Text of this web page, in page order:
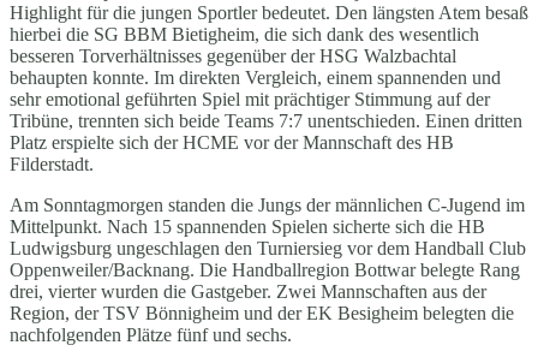
Highlight für die jungen Sportler bedeutet. Den längsten Atem besaß
hierbei die SG BBM Bietigheim, die sich dank des wesentlich
besseren Torverhältnisses gegenüber der HSG Walzbachtal
behaupten konnte. Im direkten Vergleich, einem spannenden und
sehr emotional geführten Spiel mit prächtiger Stimmung auf der
Tribüne, trennten sich beide Teams 7:7 unentschieden. Einen dritten
Platz erspielte sich der HCME vor der Mannschaft des HB
Filderstadt.
Am Sonntagmorgen standen die Jungs der männlichen C-Jugend im
Mittelpunkt. Nach 15 spannenden Spielen sicherte sich die HB
Ludwigsburg ungeschlagen den Turniersieg vor dem Handball Club
Oppenweiler/Backnang. Die Handballregion Bottwar belegte Rang
drei, vierter wurden die Gastgeber. Zwei Mannschaften aus der
Region, der TSV Bönnigheim und der EK Besigheim belegten die
nachfolgenden Plätze fünf und sechs.